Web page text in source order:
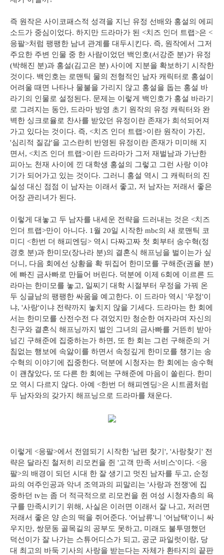
즉 원작은 사이코패스적 성격을 지닌 유정 선배와 홍설의 에피
소드가 중심이었다. 하지만 드라마가 된 <치즈 인더 트랩>은 <
응팔>처럼 팽팽한 남녀 관계를 대두시킨다. 즉, 원작에서 그저
주요한 주변 인물 중 한 사람이었던 백인호(서강준 분)가 유정
(박해진 분)과 홍설(김고은 분) 사이에 지분을 확보하기 시작한
것이다. 백인호는 로맨틱 물의 전형적인 남자 캐릭터로 홍설이
어려울 때면 나타나 물불을 가리지 않고 홍설을 돕는 홍설 바
라기의 인물로 설정된다. 문제는 이렇게 백인호가 홍설 바라기
로 그려지는 동안, 드라마 방영 초기 원작의 유정 캐릭터와 완
벽한 싱크로율로 찬사를 받았던 유정이란 존재가 희석되어져
가고 있다는 것이다. 즉, <치즈 인더 트랩>이란 원작이 가진,
'심리적 질감'을 고스란히 반영된 유정이란 존재가 미미해 지
면서, <치즈 인더 트랩>이란 드라마가 그저 재벌남과 가난한
피아노 천재 사이에 낀 대학생 홍설의 그렇고 그런 사랑 이야
기가 되어가고 있는 것이다. 그러니 홍설 역시 그 캐릭터의 진
실성 대신 점점 이 남자는 이래서 좋고, 저 남자는 저래서 좋은
어장 관리녀가 된다.
이렇게 대놓고 두 남자를 내세운 전략을 드러내는 것은 <치즈
인더 트랩>만이 아니다. 1월 20일 시작한 mbc의 새 로맨틱 코
미디 <한번 더 해피엔딩> 역시 다짜고짜 첫 회부터 송수혁(정
경호 분)과 한미모(장나라 분)의 결혼식 해프닝을 벌이는가 싶
더니, 다음 회에선 상황을 확 뒤집어 한미모를 구해준(권율 분)
에 빠진 금사빠로 만들어 버린다. 덕분에 이제 6회에 이르른 드
라마는 한미모를 놓고, 일찌기 대학 시절부터 우정을 가꿔 온
두 싱글남의 팽팽한 싸움을 예고한다. 이 드라마 역시 '우정'이
냐, '사랑'이냐 전략까지 놓치지 않을 기세다. 드라마는 한 회에
서는 한미모를 산전수전 다 겪었지만 청순한 여자라며 자신의
친구와 결혼식 해프닝까지 벌인 그녀의 금사빠를 거뜬히 받아
넘긴 구해준에 집중하는가 하면, 또 한 회는 그런 구해준의 거
침없는 행보에 속앓이를 하면서 속정깊게 한미모를 챙기는 송
수혁의 이야기에 집중한다. 덕분에 시청자는 한 회에는 송수혁
이 괜찮았다, 또 다른 한 회에는 구해준에 마음이 쏠린다. 한미
모 역시 다르지 않다. 아예 <한번 더 해피엔딩>은 시트콤처럼
두 남자와의 갖가지 해프닝으로 드라마를 채운다.
이렇게 <응팔>에서 전염되기 시작한 '남편 찾기', '사랑찾기' 전
략은 달라진 철저히 리모컨을 쥔 '고객 만족 서비스'이다. <응
팔>의 배경이 되던 시대 한 잘 생기고 멋진 남자를 두고, 순정
파의 여주인공과 악녀 조역과의 피말리는 '사랑과 전쟁'에 집
중하던 tv는 좀 더 적극적으로 리모컨을 쥔 여성 시청자층의 욕
구를 만족시키기 위해, 사실은 이러면 이래서 잘 나고, 저러면
저래서 좋은 양 손의 떡을 쥐어준다. '어남류'니 '어남택'이니 싸
우지만, 쌍문동 골목길의 공부도 못하고, 미래도 불투명했던
덕선이가 잘 나가는 스튜어디스가 되고, 공군 파일럿이랑, 당
대 최고의 바둑 기사의 사랑을 받는다는 자체가 환타지의 끝판